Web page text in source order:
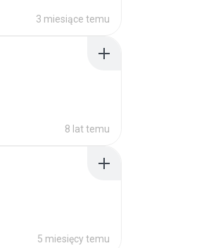
3 miesiące temu
8 lat temu
5 miesięcy temu